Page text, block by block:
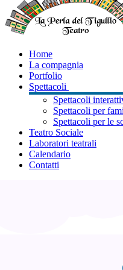
Home
La compagnia
Portfolio
Spettacoli
Spettacoli
Spettacoli per
Spettacoli per le
Teatro Sociale
Laboratori teatrali
Calendario
Contatti